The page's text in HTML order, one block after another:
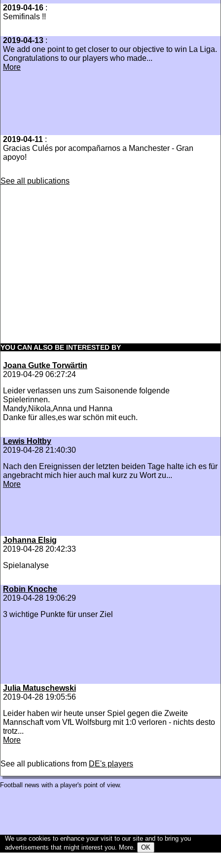
2019-04-16 :
Semifinals !!
2019-04-13 :
We add one point to get closer to our objective to win La Liga.
Congratulations to our players who made...
More
2019-04-11 :
Gracias Culés por acompañarnos a Manchester - Gran
apoyo!
See all publications
YOU CAN ALSO BE INTERESTED BY
Joana Gutke Torwärtin
2019-04-29 06:27:24
Leider verlassen uns zum Saisonende folgende
Spielerinnen.
Mandy,Nikola,Anna und Hanna
Danke für alles,es war schön mit euch.
Lewis Holtby
2019-04-28 21:40:30
Nach den Ereignissen der letzten beiden Tage halte ich es für
angebracht mich hier auch mal kurz zu Wort zu...
More
Johanna Elsig
2019-04-28 20:42:33
Spielanalyse
Robin Knoche
2019-04-28 19:06:29
3 wichtige Punkte für unser Ziel
Julia Matuschewski
2019-04-28 19:05:56
Leider haben wir heute unser Spiel gegen die Zweite
Mannschaft vom VfL Wolfsburg mit 1:0 verloren - nichts desto
trotz...
More
See all publications from DE's players
Football news with a player's point of view.
We use cookies to enhance your visit to our site and to bring you
advertisements that might interest you. More. OK